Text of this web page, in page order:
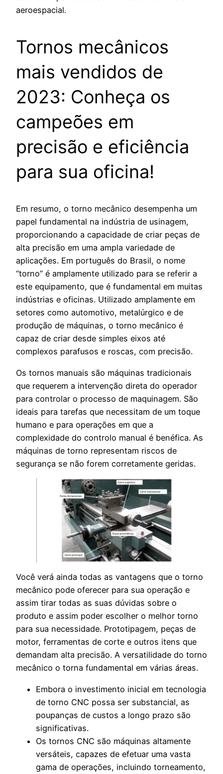
aeroespacial.
Tornos mecânicos
mais vendidos de
2023: Conheça os
campeões em
precisão e eficiência
para sua oficina!
Em resumo, o torno mecânico desempenha um
papel fundamental na indústria de usinagem,
proporcionando a capacidade de criar peças de
alta precisão em uma ampla variedade de
aplicações. Em português do Brasil, o nome
“torno” é amplamente utilizado para se referir a
este equipamento, que é fundamental em muitas
indústrias e oficinas. Utilizado amplamente em
setores como automotivo, metalúrgico e de
produção de máquinas, o torno mecânico é
capaz de criar desde simples eixos até
complexos parafusos e roscas, com precisão.
Os tornos manuais são máquinas tradicionais
que requerem a intervenção direta do operador
para controlar o processo de maquinagem. São
ideais para tarefas que necessitam de um toque
humano e para operações em que a
complexidade do controlo manual é benéfica. As
máquinas de torno representam riscos de
segurança se não forem corretamente geridas.
Você verá ainda todas as vantagens que o torno
mecânico pode oferecer para sua operação e
assim tirar todas as suas dúvidas sobre o
produto e assim poder escolher o melhor torno
para sua necessidade. Prototipagem, peças de
motor, ferramentas de corte e outros itens que
demandam alta precisão. A versatilidade do torno
mecânico o torna fundamental em várias áreas.
Embora o investimento inicial em tecnologia
de torno CNC possa ser substancial, as
poupanças de custos a longo prazo são
significativas.
Os tornos CNC são máquinas altamente
versáteis, capazes de efetuar uma vasta
gama de operações, incluindo torneamento,